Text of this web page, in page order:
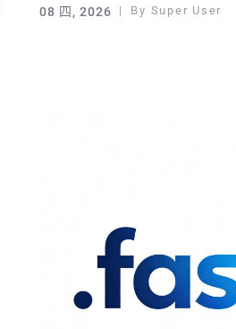
08 四, 2026 By Super User